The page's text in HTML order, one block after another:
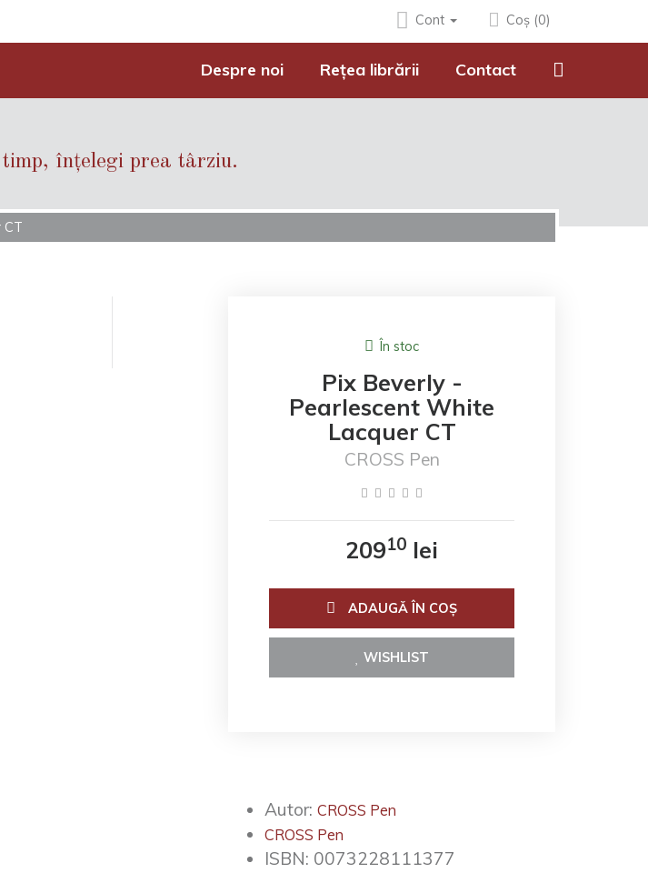
Cont Coș (0)
Despre noi Rețea librării Contact
înțelegi prea târziu.
CT
În stoc
Pix Beverly -
Pearlescent White
Lacquer CT
CROSS Pen
20910 lei
ADAUGĂ ÎN COŞ
WISHLIST
Autor: CROSS Pen
CROSS Pen
ISBN: 0073228111377